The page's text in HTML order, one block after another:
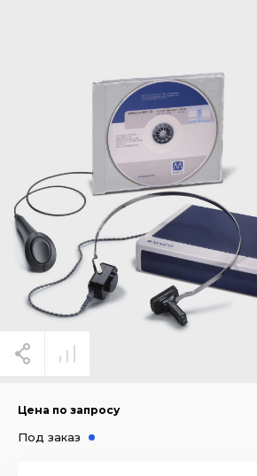
Цена по запросу
Под заказ